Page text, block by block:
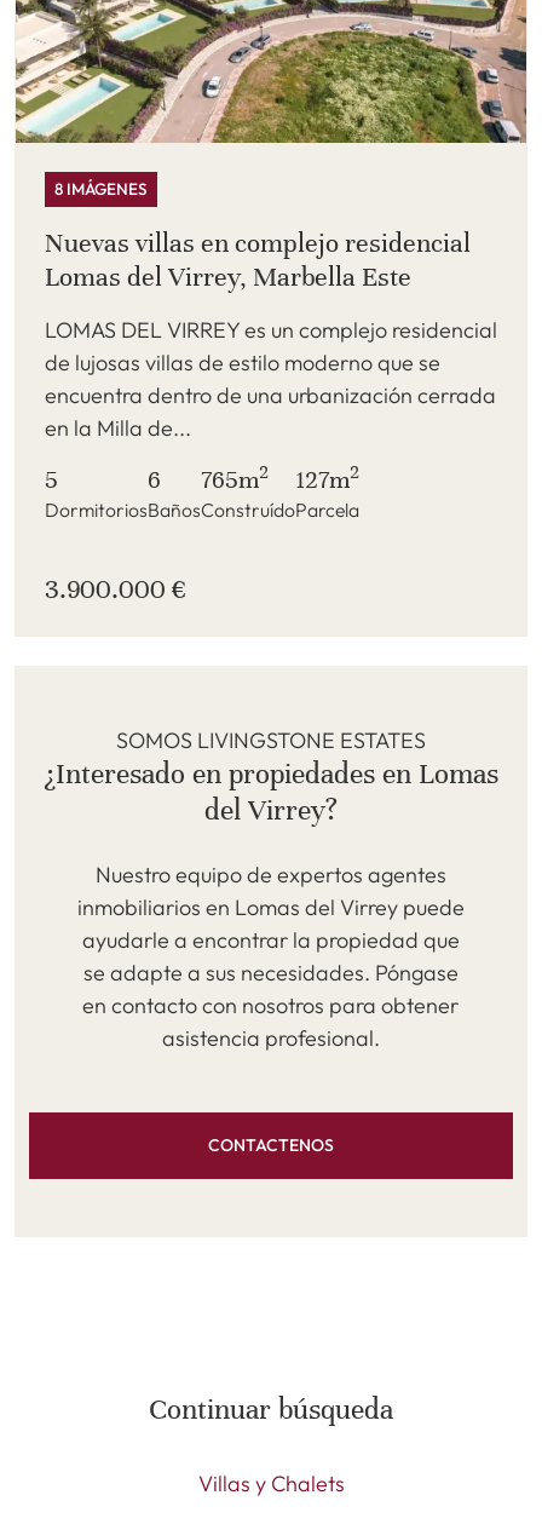
8 IMÁGENES
Nuevas villas en complejo residencial
Lomas del Virrey, Marbella Este
LOMAS DEL VIRREY es un complejo residencial
de lujosas villas de estilo moderno que se
encuentra dentro de una urbanización cerrada
en la Milla de...
5
Dormitorios
6
Baños
765m2
Construído
127m2
Parcela
3.900.000 €
SOMOS LIVINGSTONE ESTATES
¿Interesado en propiedades en Lomas
del Virrey?
Nuestro equipo de expertos agentes
inmobiliarios en Lomas del Virrey puede
ayudarle a encontrar la propiedad que
se adapte a sus necesidades. Póngase
en contacto con nosotros para obtener
asistencia profesional.
CONTACTENOS
Continuar búsqueda
Villas y Chalets